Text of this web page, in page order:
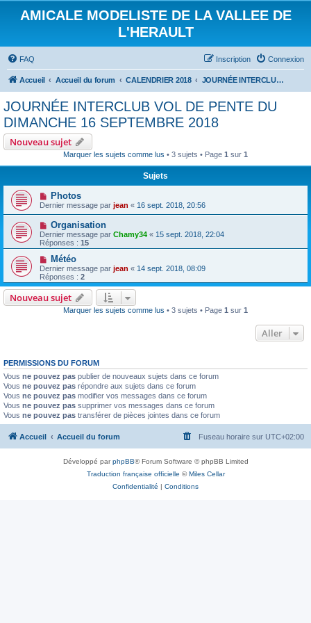
AMICALE MODELISTE DE LA VALLEE DE
L'HERAULT
FAQ Connexion
Inscription
Accueil Accueil du forum CALENDRIER 2018 JOURNÉE INTERCLUB VOL DE PENTE DU DIMANCHE 16 SEPTEMBRE 2018
JOURNÉE INTERCLUB VOL DE PENTE DU
DIMANCHE 16 SEPTEMBRE 2018
Nouveau sujet
Marquer les sujets comme lus • 3 sujets • Page 1 sur 1
Sujets
Photos
Dernier message par jean « 16 sept. 2018, 20:56
Organisation
Dernier message par Chamy34 « 15 sept. 2018, 22:04
Réponses : 15
Météo
Dernier message par jean « 14 sept. 2018, 08:09
Réponses : 2
Nouveau sujet
Marquer les sujets comme lus • 3 sujets • Page 1 sur 1
Aller
PERMISSIONS DU FORUM
Vous ne pouvez pas publier de nouveaux sujets dans ce forum
Vous ne pouvez pas répondre aux sujets dans ce forum
Vous ne pouvez pas modifier vos messages dans ce forum
Vous ne pouvez pas supprimer vos messages dans ce forum
Vous ne pouvez pas transférer de pièces jointes dans ce forum
Accueil Accueil du forum Fuseau horaire sur UTC+02:00
Développé parphpBB® Forum Software © phpBB Limited
Traduction française officielle ©Miles Cellar
Confidentialité | Conditions